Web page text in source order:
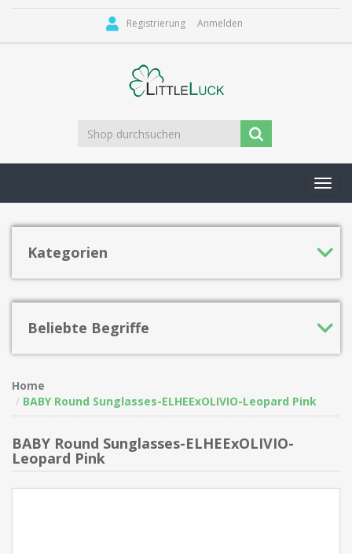
Registrierung Anmelden
Kategorien
Beliebte Begriffe
Home
BABY Round Sunglasses-ELHEExOLIVIO-Leopard Pink
BABY Round Sunglasses-ELHEExOLIVIO-
Leopard Pink